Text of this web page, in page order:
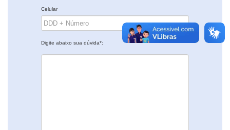
Celular
Digite abaixo sua dúvida*: